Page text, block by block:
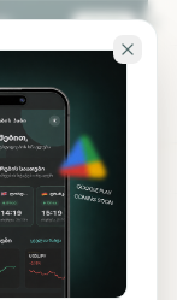
KA EN